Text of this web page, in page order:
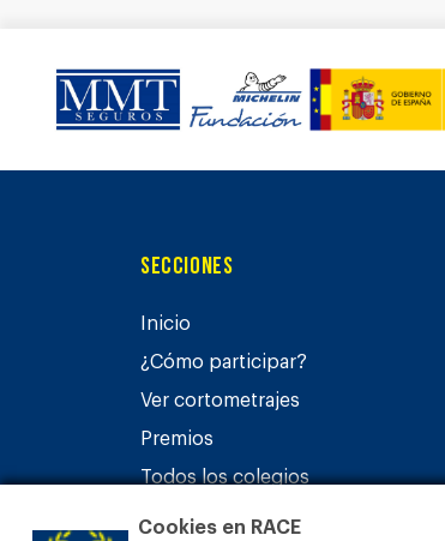
Cookies en RACE
Secciones
Inicio
¿Cómo participar?
Ver cortometrajes
Premios
Todos los colegios